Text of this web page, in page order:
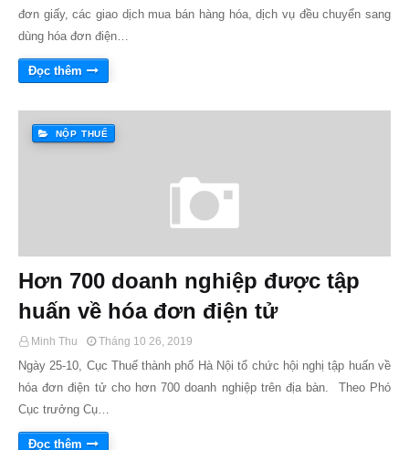
đơn giấy, các giao dịch mua bán hàng hóa, dịch vụ đều chuyển sang
dùng hóa đơn điện…
Đọc thêm
NỘP THUẾ
Hơn 700 doanh nghiệp được tập
huấn về hóa đơn điện tử
Minh Thu Tháng 10 26, 2019
Ngày 25-10, Cục Thuế thành phố Hà Nội tổ chức hội nghị tập huấn về
hóa đơn điện tử cho hơn 700 doanh nghiệp trên địa bàn. Theo Phó
Cục trưởng Cụ…
Đọc thêm